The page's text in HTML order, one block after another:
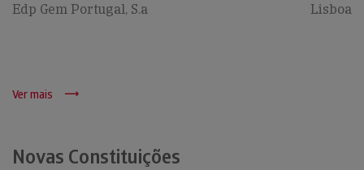
Edp Gem Portugal, S.a Lisboa
Ver mais
Novas Constituições